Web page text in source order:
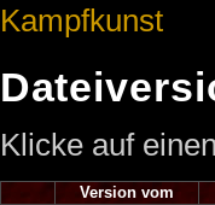
Kampfkunst
Klicke auf
Version vom